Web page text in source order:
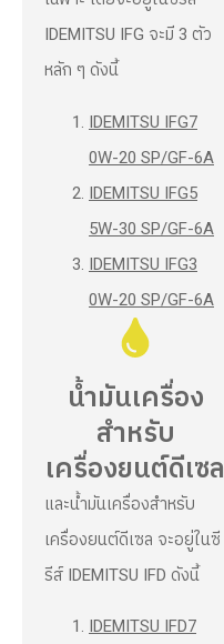
IDEMITSU IFG จะมี 3 ตัว
หลัก ๆ ดังนี้
IDEMITSU IFG7
0W-20 SP/GF-6A
IDEMITSU IFG5
5W-30 SP/GF-6A
IDEMITSU IFG3
0W-20 SP/GF-6A
น้ำมันเครื่อง
สำหรับ
เครื่องยนต์ดีเซล
และน้ำมันเครื่องสำหรับ
เครื่องยนต์ดีเซล จะอยู่ในซี
รีส์ IDEMITSU IFD ดังนี้
IDEMITSU IFD7